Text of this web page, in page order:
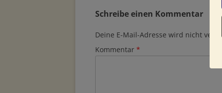
Schreibe einen Kommentar
Deine E-Mail-Adresse wird nicht
Kommentar *